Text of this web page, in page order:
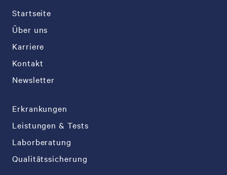
Startseite
Über uns
Karriere
Kontakt
Newsletter
Erkrankungen
Leistungen & Tests
Laborberatung
Qualitätssicherung